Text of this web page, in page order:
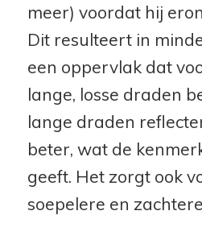
meer) voordat hij
Dit resulteert in
een oppervlak dat
lange, losse draden
lange draden
beter, wat de
geeft. Het zorgt ook
soepelere en